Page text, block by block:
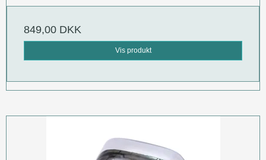
849,00 DKK
Vis produkt